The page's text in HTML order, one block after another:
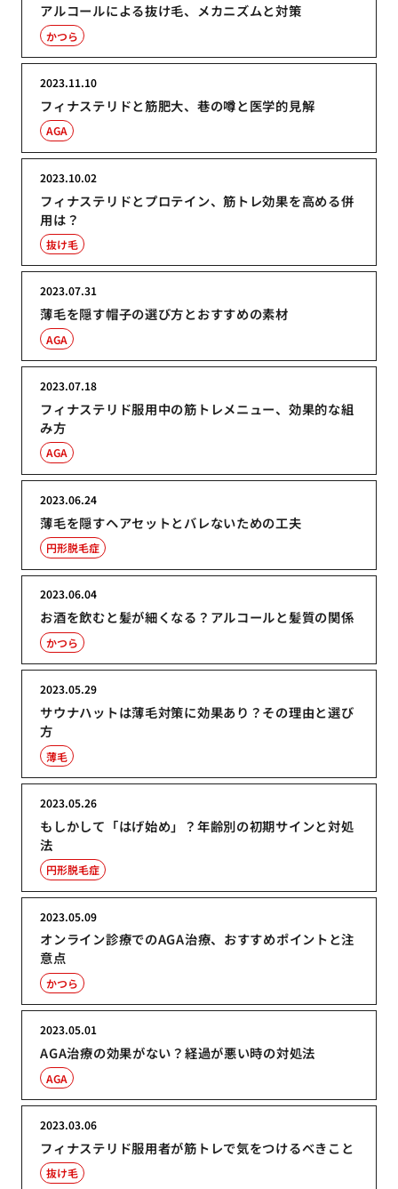
アルコールによる抜け毛、メカニズムと対策
かつら
フィナステリドと筋肥大、巷の噂と医学的見解
2023.11.10
AGA
フィナステリドとプロテイン、筋トレ効果を高める併
用は？
2023.10.02
抜け毛
薄毛を隠す帽子の選び方とおすすめの素材
2023.07.31
AGA
フィナステリド服用中の筋トレメニュー、効果的な組
み方
2023.07.18
AGA
薄毛を隠すヘアセットとバレないための工夫
2023.06.24
円形脱毛症
お酒を飲むと髪が細くなる？アルコールと髪質の関係
2023.06.04
かつら
サウナハットは薄毛対策に効果あり？その理由と選び
方
2023.05.29
薄毛
もしかして「はげ始め」？年齢別の初期サインと対処
法
2023.05.26
円形脱毛症
オンライン診療でのAGA治療、おすすめポイントと注
意点
2023.05.09
かつら
AGA治療の効果がない？経過が悪い時の対処法
2023.05.01
AGA
フィナステリド服用者が筋トレで気をつけるべきこと
2023.03.06
抜け毛